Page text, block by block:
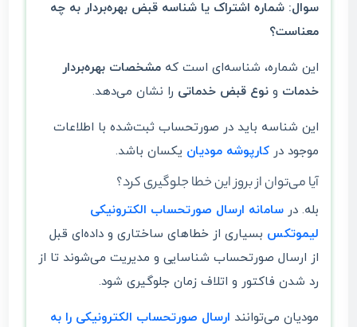
سوال: شماره اشتراک یا شناسه قبض بهره‌بردار به چه
معناست؟
این شماره، شناسه‌ای است که مشخصات بهره‌بردار
خدمات و نوع قبض خدماتی را نشان می‌دهد.
این شناسه باید در صورتحساب ثبت‌شده با اطلاعات
موجود در کارپوشه مودیان یکسان باشد.
آیا می‌توان از بروز این خطا جلوگیری کرد؟
بله. در سامانه ارسال صورتحساب الکترونیکی
لیموتکس بسیاری از خطاهای ساختاری و داده‌ای قبل
از ارسال صورتحساب شناسایی و مدیریت می‌شوند تا از
رد شدن فاکتور و اتلاف زمان جلوگیری شود.
مودیان می‌توانند ارسال صورتحساب الکترونیکی را به